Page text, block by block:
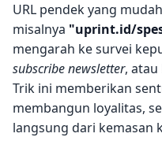
URL pendek yang
misalnya "uprint.id/
mengarah ke survei
subscribe newsletter,
Trik ini memberikan
membangun loyalitas,
langsung dari kemasan